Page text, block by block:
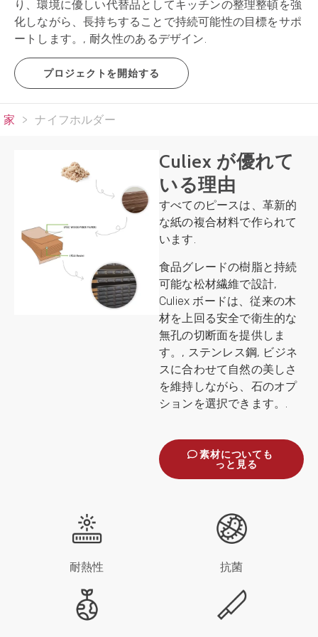
り、環境に優しい代替品としてキッチンの整理整頓を強
化しながら、長持ちすることで持続可能性の目標をサポ
ートします。, 耐久性のあるデザイン.
プロジェクトを開始する
家 > ナイフホルダー
Culiex が優れて
いる理由
すべてのピースは、革新的
な紙の複合材料で作られて
います.
食品グレードの樹脂と持続
可能な松材繊維で設計,
Culiex ボードは、従来の木
材を上回る安全で衛生的な
無孔の切断面を提供しま
す。, ステンレス鋼, ビジネ
スに合わせて自然の美しさ
を維持しながら、石のオプ
ションを選択できます。.
素材についても
っと見る
耐熱性 抗菌